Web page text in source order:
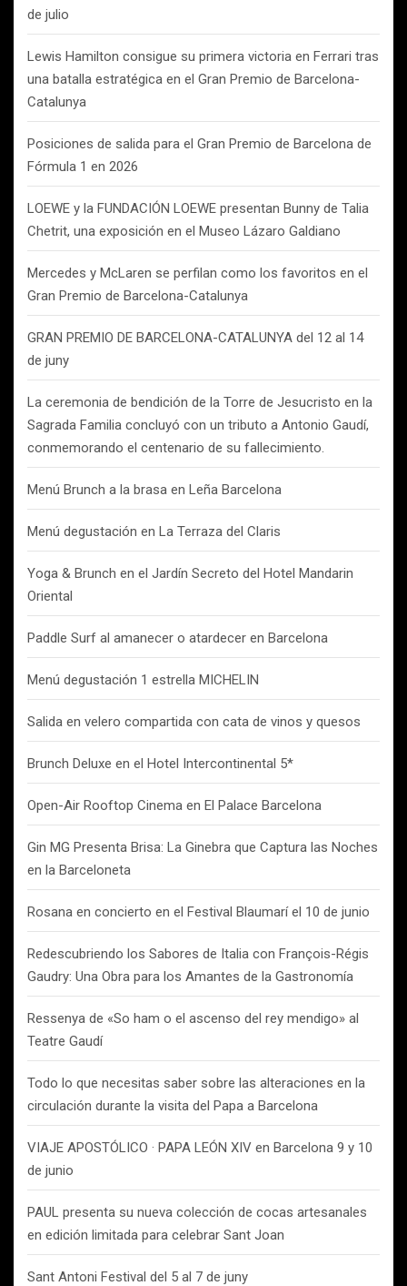
de julio
Lewis Hamilton consigue su primera victoria en Ferrari tras
una batalla estratégica en el Gran Premio de Barcelona-
Catalunya
Posiciones de salida para el Gran Premio de Barcelona de
Fórmula 1 en 2026
LOEWE y la FUNDACIÓN LOEWE presentan Bunny de Talia
Chetrit, una exposición en el Museo Lázaro Galdiano
Mercedes y McLaren se perfilan como los favoritos en el
Gran Premio de Barcelona-Catalunya
GRAN PREMIO DE BARCELONA-CATALUNYA del 12 al 14
de juny
La ceremonia de bendición de la Torre de Jesucristo en la
Sagrada Familia concluyó con un tributo a Antonio Gaudí,
conmemorando el centenario de su fallecimiento.
Menú Brunch a la brasa en Leña Barcelona
Menú degustación en La Terraza del Claris
Yoga & Brunch en el Jardín Secreto del Hotel Mandarin
Oriental
Paddle Surf al amanecer o atardecer en Barcelona
Menú degustación 1 estrella MICHELIN
Salida en velero compartida con cata de vinos y quesos
Brunch Deluxe en el Hotel Intercontinental 5*
Open-Air Rooftop Cinema en El Palace Barcelona
Gin MG Presenta Brisa: La Ginebra que Captura las Noches
en la Barceloneta
Rosana en concierto en el Festival Blaumarí el 10 de junio
Redescubriendo los Sabores de Italia con François-Régis
Gaudry: Una Obra para los Amantes de la Gastronomía
Ressenya de «So ham o el ascenso del rey mendigo» al
Teatre Gaudí
Todo lo que necesitas saber sobre las alteraciones en la
circulación durante la visita del Papa a Barcelona
VIAJE APOSTÓLICO · PAPA LEÓN XIV en Barcelona 9 y 10
de junio
PAUL presenta su nueva colección de cocas artesanales
en edición limitada para celebrar Sant Joan
Sant Antoni Festival del 5 al 7 de juny